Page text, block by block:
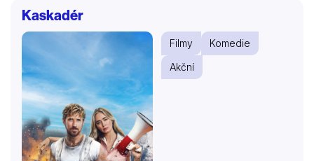
Kaskadér
Filmy
Komedie
Akční